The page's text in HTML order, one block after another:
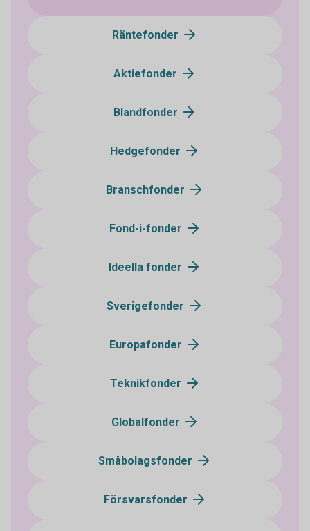
Räntefonder
Aktiefonder
Blandfonder
Hedgefonder
Branschfonder
Fond-i-fonder
Ideella fonder
Sverigefonder
Europafonder
Teknikfonder
Globalfonder
Småbolagsfonder
Försvarsfonder